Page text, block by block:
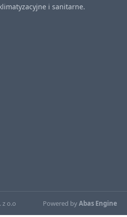
i sanitarne.
z o.o Powered byAbas Engine